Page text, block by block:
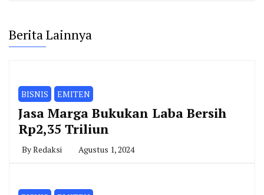
Berita Lainnya
BISNIS EMITEN
Jasa Marga Bukukan Laba Bersih
Rp2,35 Triliun
ByRedaksi Agustus 1, 2024